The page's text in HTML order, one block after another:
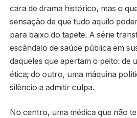
cara de drama histórico, mas o
sensação de que tudo aquilo
para baixo do tapete. A série
escândalo de saúde pública em
daqueles que apertam o peito: de
ética; do outro, uma máquina
silêncio a admitir culpa.
No centro, uma médica que não